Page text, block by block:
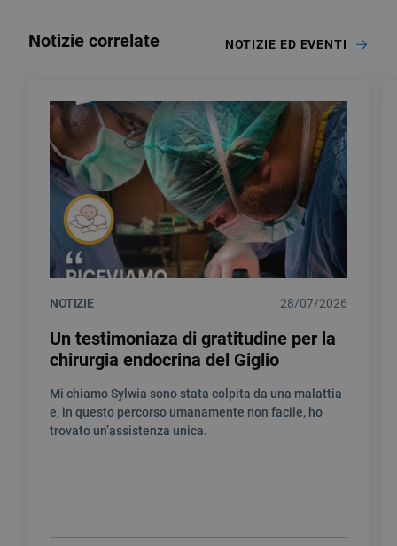
Notizie correlate NOTIZIE ED EVENTI
NOTIZIE 28/07/2026
Un testimoniaza di gratitudine per la
chirurgia endocrina del Giglio
Mi chiamo Sylwia sono stata colpita da una malattia
e, in questo percorso umanamente non facile, ho
trovato un’assistenza unica.